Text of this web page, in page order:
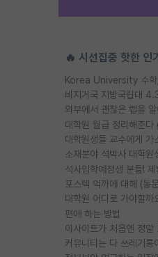
🔥 시선집중 핫한 인
외부에서 괜찮은 랩을
대학원 월급 정리해준다
소재분야 석박사 대학원
대학원 어디로 가야할까
편애 하는 방법
이사이트가 처음엔 정말
커뮤니티는 다 쓰레기통